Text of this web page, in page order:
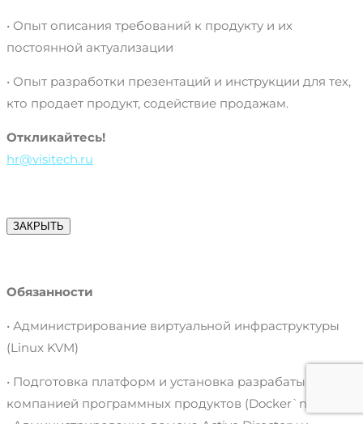
• Опыт описания требований к продукту и их
постоянной актуализации
• Опыт разработки презентаций и инструкции для тех,
кто продает продукт, содействие продажам.
Откликайтесь!
hr@visitech.ru
ЗАКРЫТЬ
Обязанности
• Администрирование виртуальной инфраструктуры
(Linux KVM)
• Подготовка платформ и установка разрабатываемых
компанией программных продуктов (Docker`n